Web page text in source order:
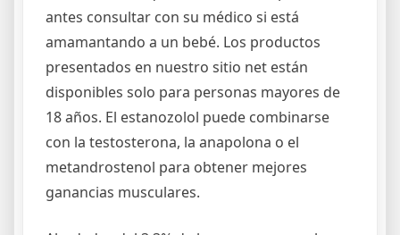
antes consultar con su médico si está
amamantando a un bebé. Los productos
presentados en nuestro sitio net están
disponibles solo para personas mayores de
18 años. El estanozolol puede combinarse
con la testosterona, la anapolona o el
metandrostenol para obtener mejores
ganancias musculares.